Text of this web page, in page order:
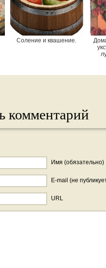
Соление и квашение.
комментарий
Имя (обязательно)
E-mail (не
URL